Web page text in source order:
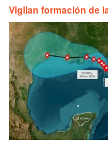
Vigilan formación de